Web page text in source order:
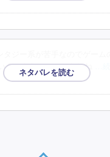
うのもわかっていたしね